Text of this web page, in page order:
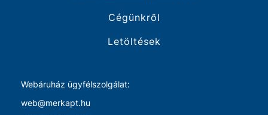
Cégünkről
Letöltések
Webáruház ügyfélszolgálat:
web@merkapt.hu